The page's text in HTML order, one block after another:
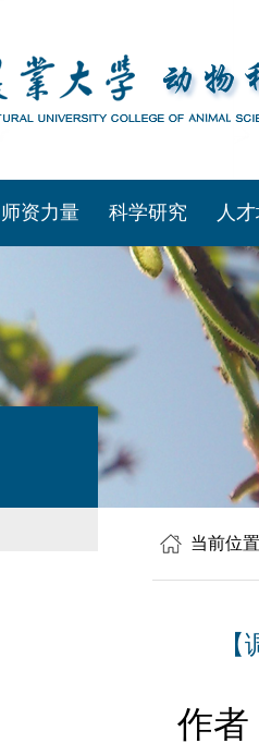
师资力量 科学研究 人
当前位
作者